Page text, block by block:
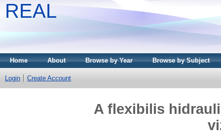
REAL
Home About Browse by Year Browse by Subject
Login Create Account
A flexibilis